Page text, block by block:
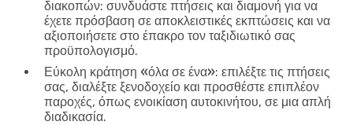
διακοπών: συνδυάστε πτήσεις και διαμονή για να
έχετε πρόσβαση σε αποκλειστικές εκπτώσεις και να
αξιοποιήσετε στο έπακρο τον ταξιδιωτικό σας
προϋπολογισμό.
Εύκολη κράτηση «όλα σε ένα»: επιλέξτε τις πτήσεις
σας, διαλέξτε ξενοδοχείο και προσθέστε επιπλέον
παροχές, όπως ενοικίαση αυτοκινήτου, σε μια απλή
διαδικασία.